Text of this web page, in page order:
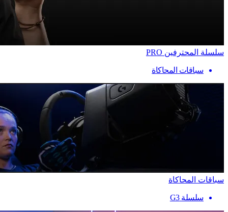
سلسلة المحترفين PRO
سباقات المحاكاة
سباقات المحاكاة
سلسلة G3